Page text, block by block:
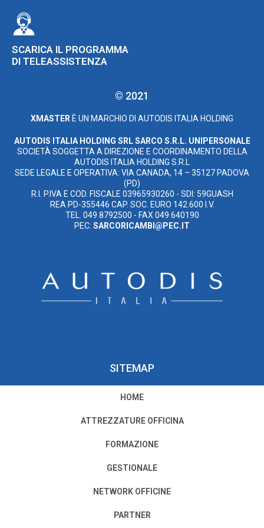
SCARICA IL PROGRAMMA
DI TELEASSISTENZA
© 2021
XMASTER È UN MARCHIO DI AUTODIS ITALIA HOLDING
AUTODIS ITALIA HOLDING SRL SARCO S.R.L. UNIPERSONALE
SOCIETÀ SOGGETTA A DIREZIONE E COORDINAMENTO DELLA
AUTODIS ITALIA HOLDING S.R.L
SEDE LEGALE E OPERATIVA: VIA CANADA, 14 – 35127 PADOVA
(PD)
R.I. P.IVA E COD. FISCALE 03965930260 - SDI: 59GUASH
REA PD-355446 CAP. SOC. EURO 142.600 I.V.
TEL. 049 8792500 - FAX 049 640190
PEC: SARCORICAMBI@PEC.IT
SITEMAP
HOME
ATTREZZATURE OFFICINA
FORMAZIONE
GESTIONALE
NETWORK OFFICINE
PARTNER
PRIVACY E COOKIE POLICY
Cookie Policy
Il nostro Codice Etico
PER MODIFICHE O CANCELLAZIONI